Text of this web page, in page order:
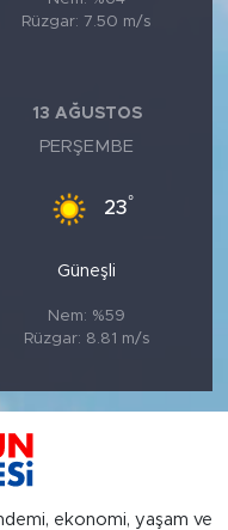
Rüzgar: 7.50 m/s
13 AĞUSTOS
PERŞEMBE
23°
Güneşli
Nem: %59
Rüzgar: 8.81 m/s
ekonomi, yaşam ve